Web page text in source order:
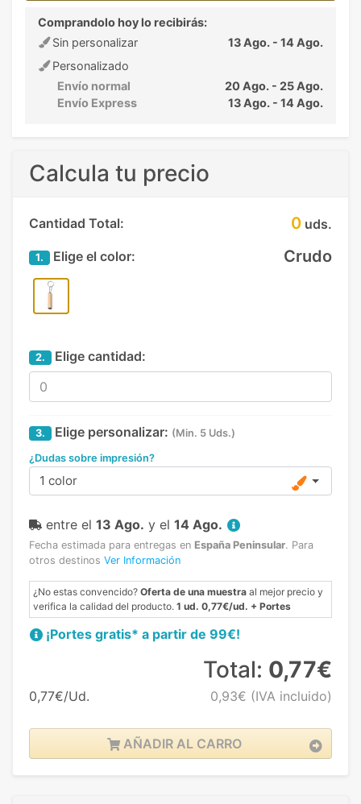
Comprandolo hoy lo recibirás:
Sin personalizar
13 Ago. - 14 Ago.
Personalizado
Envío normal
20 Ago. - 25 Ago.
Envío Express
13 Ago. - 14 Ago.
Calcula tu precio
Cantidad Total: 0 uds.
1. Elige el color: Crudo
2. Elige cantidad:
3. Elige personalizar: (Min. 5 Uds.)
¿Dudas sobre impresión?
1 color
entre el 13 Ago. y el 14 Ago.
Fecha estimada para entregas en España Peninsular. Para
otros destinos Ver Información
¿No estas convencido? Oferta de una muestra al mejor precio y
verifica la calidad del producto. 1 ud. 0,77€/ud. + Portes
¡Portes gratis* a partir de 99€!
0,77€/Ud.
Total: 0,77€
0,93€ (IVA incluido)
AÑADIR AL CARRO